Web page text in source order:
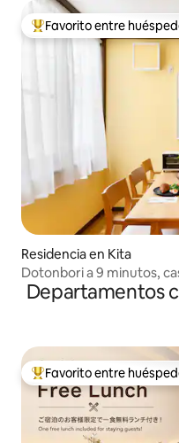
De los mejores en
Favorito entre
Residencia en Kita
Dotonbori a 9 minutos,
regaderas
Departamentos
De los mejores en
Favorito entre